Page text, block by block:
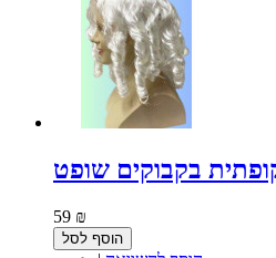
59 ₪
הוסף לסל